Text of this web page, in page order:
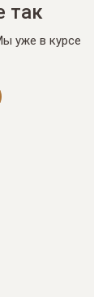
так
уже в курсе